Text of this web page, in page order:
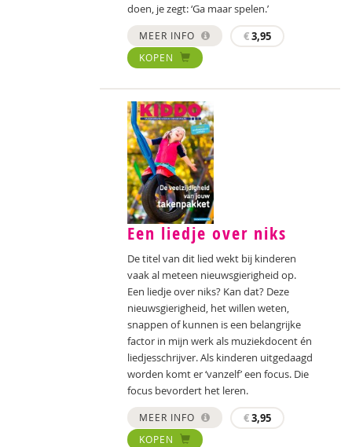
doen, je zegt: ‘Ga maar spelen.’
MEER INFO €3,95
KOPEN
Een liedje over niks
De titel van dit lied wekt bij kinderen
vaak al meteen nieuwsgierigheid op.
Een liedje over niks? Kan dat? Deze
nieuwsgierigheid, het willen weten,
snappen of kunnen is een belangrijke
factor in mijn werk als muziekdocent én
liedjesschrijver. Als kinderen uitgedaagd
worden komt er ‘vanzelf’ een focus. Die
focus bevordert het leren.
MEER INFO €3,95
KOPEN